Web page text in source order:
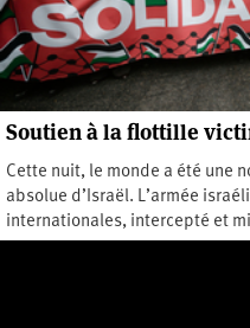
Soutien à la flottille
Cette nuit, le monde a été une
absolue d’Israël. L’armée
internationales, intercepté et